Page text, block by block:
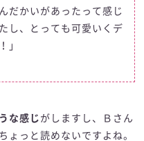
だかいがあったって感じ
し、とっても可愛いくデ
」
な感じ がしますし、Ｂさん
ょっと読めないですよね。